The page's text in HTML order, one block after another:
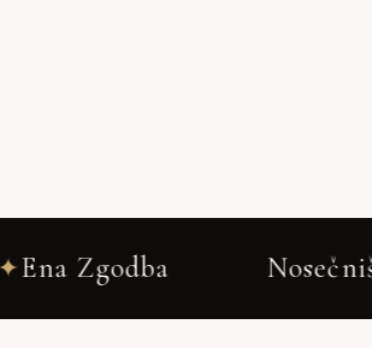
Nosečniško fotografiranje